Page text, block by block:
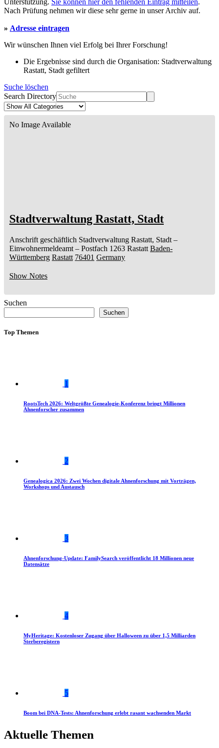
Unterstützung. Sie können hier den fehlenden Eintrag mitteilen.
Nach Prüfung nehmen wir diese sehr gerne in unser Archiv auf.
» Adresse eintragen
Wir wünschen Ihnen viel Erfolg bei Ihrer Forschung!
Die Ergebnisse sind durch die Organisation: Stadtverwaltung
Rastatt, Stadt gefiltert
Suche löschen
Search Directory
No Image Available
Stadtverwaltung Rastatt, Stadt
Anschrift geschäftlich Stadtverwaltung Rastatt, Stadt –
Einwohnermeldeamt – Postfach 1263 Rastatt Baden-
Württemberg Rastatt 76401 Germany
Show Notes
Suchen
Suchen
Top Themen
1
RootsTech 2026: Weltgrößte Genealogie-Konferenz bringt Millionen
Ahnenforscher zusammen
2
Genealogica 2026: Zwei Wochen digitale Ahnenforschung mit Vorträgen,
Workshops und Austausch
3
Ahnenforschung-Update: FamilySearch veröffentlicht 18 Millionen neue
Datensätze
4
MyHeritage: Kostenloser Zugang über Halloween zu über 1,5 Milliarden
Sterberegistern
5
Boom bei DNA-Tests: Ahnenforschung erlebt rasant wachsenden Markt
Aktuelle Themen